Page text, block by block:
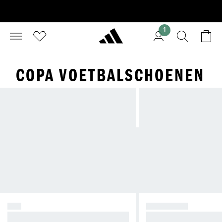
1
COPA VOETBALSCHOENEN